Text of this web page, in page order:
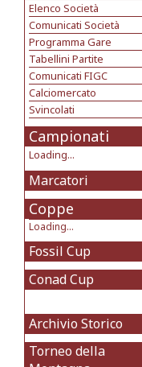
Elenco Società
Comunicati Società
Programma Gare
Tabellini Partite
Comunicati FIGC
Calciomercato
Svincolati
Campionati
Loading...
Marcatori
Coppe
Loading...
Fossil Cup
Conad Cup
Archivio Storico
Torneo della